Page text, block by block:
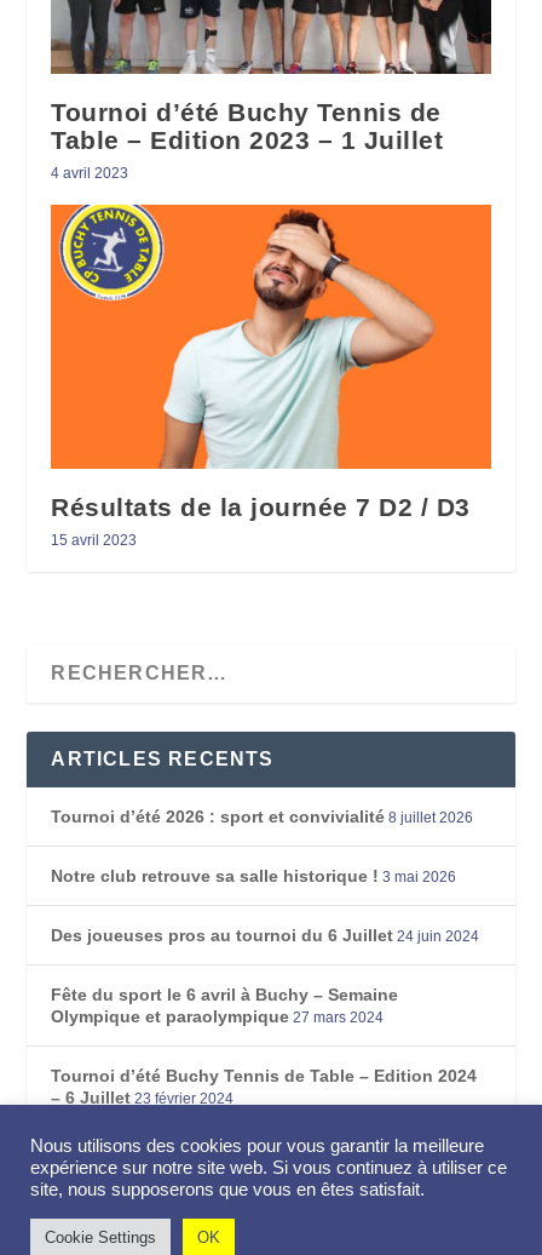
Tournoi d’été Buchy Tennis de
Table – Edition 2023 – 1 Juillet
4 avril 2023
Résultats de la journée 7 D2 / D3
15 avril 2023
ARTICLES RECENTS
Tournoi d’été 2026 : sport et convivialité 8 juillet 2026
Notre club retrouve sa salle historique ! 3 mai 2026
Des joueuses pros au tournoi du 6 Juillet 24 juin 2024
Fête du sport le 6 avril à Buchy – Semaine
Olympique et paraolympique 27 mars 2024
Tournoi d’été Buchy Tennis de Table – Edition 2024
– 6 Juillet 23 février 2024
Repas dansant du club le 10 Février prochain
5 janvier
2024
Au revoir Alain… 3 janvier 2024
Nous utilisons des cookies pour vous garantir la meilleure
expérience sur notre site web. Si vous continuez à utiliser ce
site, nous supposerons que vous en êtes satisfait.
Cookie Settings OK